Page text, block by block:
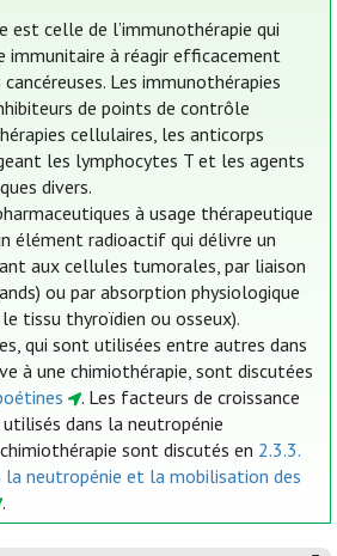
est celle de l’immunothérapie qui
immunitaire à réagir efficacement
Les immunothérapies
de points de contrôle
cellulaires, les anticorps
les lymphocytes T et les agents
divers.
à usage thérapeutique
élément radioactif qui délivre un
aux cellules tumorales, par liaison
ou par absorption physiologique
tissu thyroïdien ou osseux).
qui sont utilisées entre autres dans
à une chimiothérapie, sont discutées
. Les facteurs de croissance
dans la neutropénie
sont discutés en 2.3.3.
la neutropénie et la mobilisation des
.